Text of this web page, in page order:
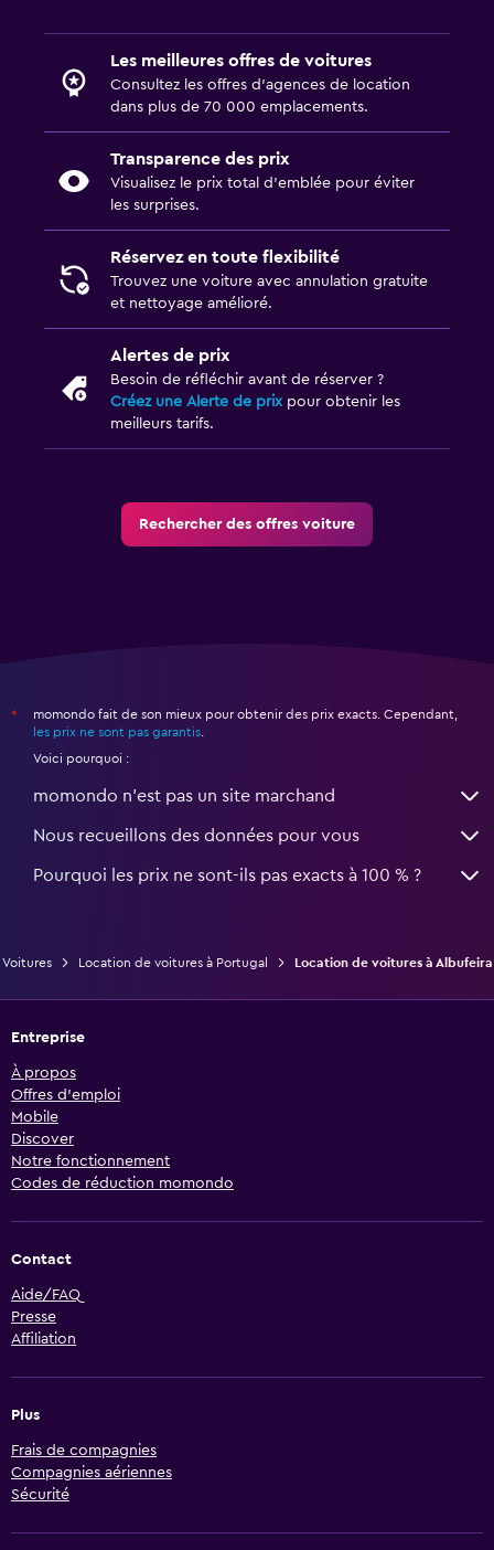
Les meilleures offres de voitures
Consultez les offres d’agences de location
dans plus de 70 000 emplacements.
Transparence des prix
Visualisez le prix total d’emblée pour éviter
les surprises.
Réservez en toute flexibilité
Trouvez une voiture avec annulation gratuite
et nettoyage amélioré.
Alertes de prix
Besoin de réfléchir avant de réserver ?
Créez une Alerte de prixpour obtenir les
meilleurs tarifs.
Rechercher des offres voiture
*
momondo fait de son mieux pour obtenir des prix exacts. Cependant,
les prix ne sont pas garantis
Voici pourquoi :
momondo n'est pas un site marchand
Nous recueillons des données pour vous
Pourquoi les prix ne sont-ils pas exacts à 100 % ?
Voitures Location de voitures à Portugal Location de voitures à Albufeira
Entreprise
À propos
Offres d’emploi
Mobile
Discover
Notre fonctionnement
Codes de réduction momondo
Contact
Aide/FAQ
Presse
Affiliation
Plus
Frais de compagnies
Compagnies aériennes
Sécurité